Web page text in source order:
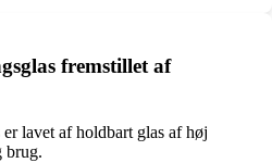
fremstillet af
lavet af holdbart glas af høj
brug.